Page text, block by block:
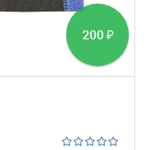
200 ₽